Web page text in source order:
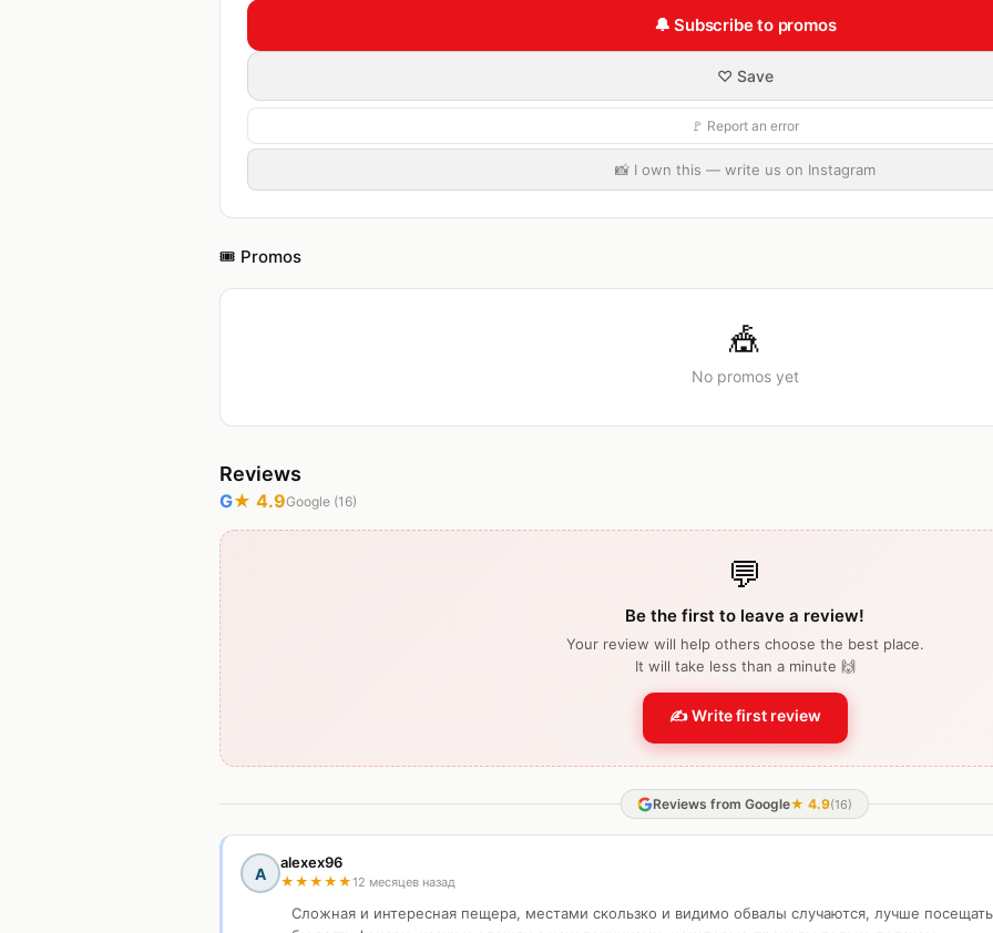
🔔 Subscribe to promos
♡ Save
🚩 Report an error
📸 I own this — write us on Instagram
🎟️ Promos
🎪
No promos yet
Reviews
G★ 4.9Google (16)
💬
Be the first to leave a review!
Your review will help others choose the best place.
It will take less than a minute 🙌
✍️ Write first review
Reviews from Google★ 4.9(16)
A
alexex96
★ ★ ★ ★ ★12 месяцев назад
Сложная и интересная пещера, местами скользко и видимо обвалы случаются, лучше